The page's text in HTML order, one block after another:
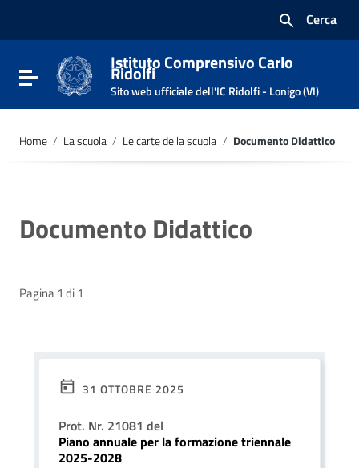
Vai al footer
Cerca
Attiva / disattiva la navigazione
Istituto Comprensivo Carlo
Ridolfi
Sito web ufficiale dell'IC Ridolfi - Lonigo (VI)
Home / La scuola / Le carte della scuola / Documento Didattico
Documento Didattico
Pagina 1 di 1
31 OTTOBRE 2025
Prot. Nr. 21081 del
Piano annuale per la formazione triennale
2025-2028